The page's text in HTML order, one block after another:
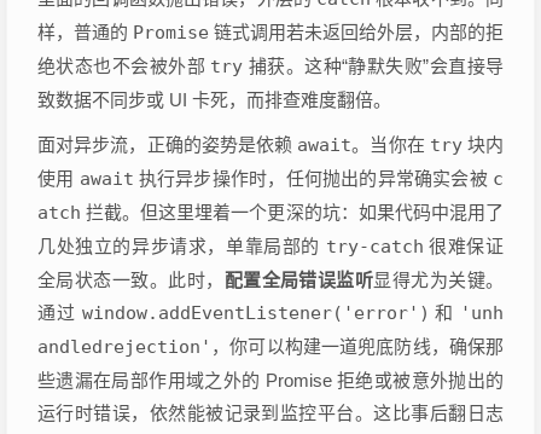
样，普通的 Promise 链式调用若未返回给外层，内部的拒
绝状态也不会被外部 try 捕获。这种“静默失败”会直接导
致数据不同步或 UI 卡死，而排查难度翻倍。
面对异步流，正确的姿势是依赖 await。当你在 try块内
使用 await 执行异步操作时，任何抛出的异常确实会被 c
atch 拦截。但这里埋着一个更深的坑：如果代码中混用了
几处独立的异步请求，单靠局部的 try-catch 很难保证
全局状态一致。此时， 配置全局错误监听显得尤为关键。
通过 window.addEventListener('error') 和
'unh
andledrejection' ，你可以构建一道兜底防线，确保那
些遗漏在局部作用域之外的 Promise 拒绝或被意外抛出的
运行时错误，依然能被记录到监控平台。这比事后翻日志